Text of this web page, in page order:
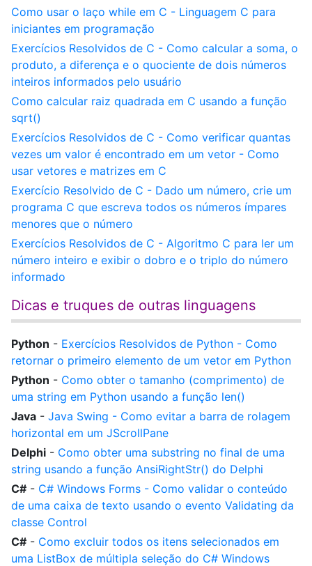
Como usar o laço while em C - Linguagem C para
iniciantes em programação
Exercícios Resolvidos de C - Como calcular a soma, o
produto, a diferença e o quociente de dois números
inteiros informados pelo usuário
Como calcular raiz quadrada em C usando a função
sqrt()
Exercícios Resolvidos de C - Como verificar quantas
vezes um valor é encontrado em um vetor - Como
usar vetores e matrizes em C
Exercício Resolvido de C - Dado um número, crie um
programa C que escreva todos os números ímpares
menores que o número
Exercícios Resolvidos de C - Algoritmo C para ler um
número inteiro e exibir o dobro e o triplo do número
informado
Dicas e truques de outras linguagens
Python - Exercícios Resolvidos de Python - Como
retornar o primeiro elemento de um vetor em Python
Python - Como obter o tamanho (comprimento) de
uma string em Python usando a função len()
Java - Java Swing - Como evitar a barra de rolagem
horizontal em um JScrollPane
Delphi - Como obter uma substring no final de uma
string usando a função AnsiRightStr() do Delphi
C# - C# Windows Forms - Como validar o conteúdo
de uma caixa de texto usando o evento Validating da
classe Control
C# - Como excluir todos os itens selecionados em
uma ListBox de múltipla seleção do C# Windows